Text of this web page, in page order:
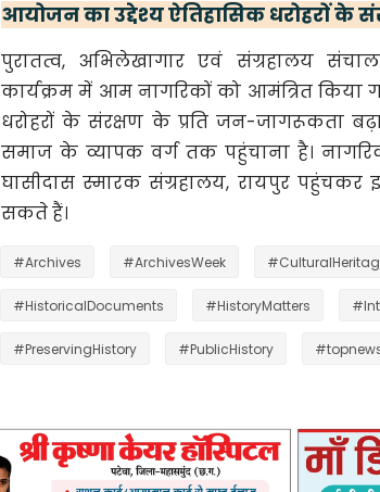
आयोजन का उद्देश्य ऐतिहासिक धरोहरों के
पुरातत्व, अभिलेखागार एवं संग्रहालय
कार्यक्रम में आम नागरिकों को आमंत्रित किया
धरोहरों के संरक्षण के प्रति जन-जागरूकता
समाज के व्यापक वर्ग तक पहुंचाना है।
घासीदास स्मारक संग्रहालय, रायपुर
सकते हैं।
#Archives #ArchivesWeek
#HistoricalDocuments #HistoryMatters
#PreservingHistory #PublicHistory